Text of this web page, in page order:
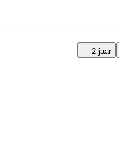
2 jaar